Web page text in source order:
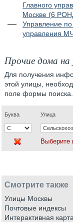
Главного
Москве (6
Управление по
управления
Прочие дома на
Для получения
этой улицы,
поле формы поиска.
Буква Улица
Выберите
Смотрите также
Улицы Москвы
Почтовые индексы
Интерактивная